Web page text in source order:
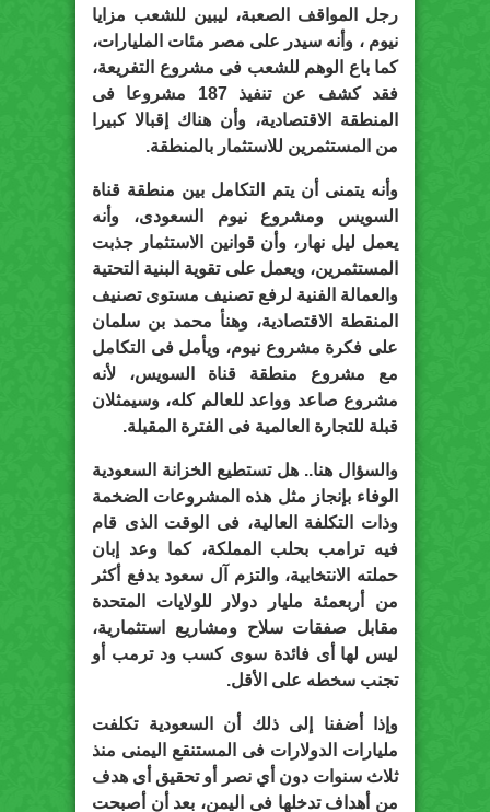
رجل المواقف الصعبة، ليبين للشعب مزايا
نيوم ، وأنه سيدر على مصر مئات المليارات،
كما باع الوهم للشعب فى مشروع التفريعة،
فقد كشف عن تنفيذ 187 مشروعا فى
المنطقة الاقتصادية، وأن هناك إقبالا كبيرا
من المستثمرين للاستثمار بالمنطقة.
وأنه يتمنى أن يتم التكامل بين منطقة قناة
السويس ومشروع نيوم السعودى، وأنه
يعمل ليل نهار، وأن قوانين الاستثمار جذبت
المستثمرين، ويعمل على تقوية البنية التحتية
والعمالة الفنية لرفع تصنيف مستوى تصنيف
المنقطة الاقتصادية، وهنأ محمد بن سلمان
على فكرة مشروع نيوم، ويأمل فى التكامل
مع مشروع منطقة قناة السويس، لأنه
مشروع صاعد وواعد للعالم كله، وسيمثلان
قبلة للتجارة العالمية فى الفترة المقبلة.
والسؤال هنا.. هل تستطيع الخزانة السعودية
الوفاء بإنجاز مثل هذه المشروعات الضخمة
وذات التكلفة العالية، فى الوقت الذى قام
فيه ترامب بحلب المملكة، كما وعد إبان
حملته الانتخابية، والتزم آل سعود بدفع أكثر
من أربعمئة مليار دولار للولايات المتحدة
مقابل صفقات سلاح ومشاريع استثمارية،
ليس لها أى فائدة سوى كسب ود ترمب أو
تجنب سخطه على الأقل.
وإذا أضفنا إلى ذلك أن السعودية تكلفت
مليارات الدولارات فى المستنقع اليمنى منذ
ثلاث سنوات دون أي نصر أو تحقيق أى هدف
من أهداف تدخلها فى اليمن، بعد أن أصبحت